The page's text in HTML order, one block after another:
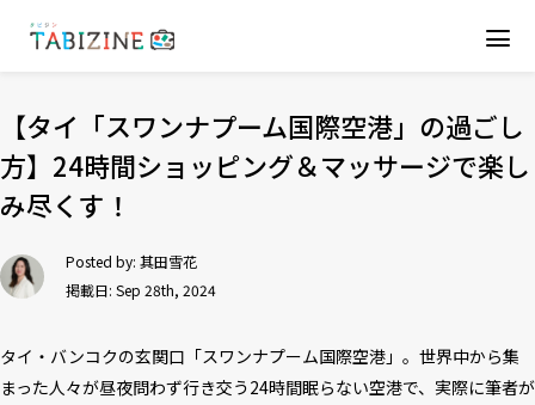
【タイ「スワンナプーム国際空港」の過ごし
方】24時間ショッピング＆マッサージで楽し
み尽くす！
Posted by: 其田雪花
掲載日: Sep 28th, 2024
タイ・バンコクの玄関口「スワンナプーム国際空港」。世界中から集
まった人々が昼夜問わず行き交う24時間眠らない空港で、実際に筆者が